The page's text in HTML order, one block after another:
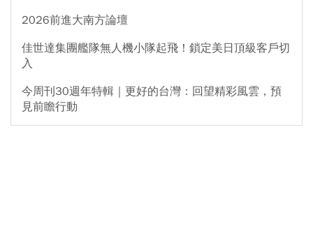
2026前進大南方論壇
佳世達集團艦隊無人機小隊起飛！鎖定美日頂級客戶切
入
今周刊30週年特輯｜更好的台灣：回望精彩風雲，預
見前瞻行動